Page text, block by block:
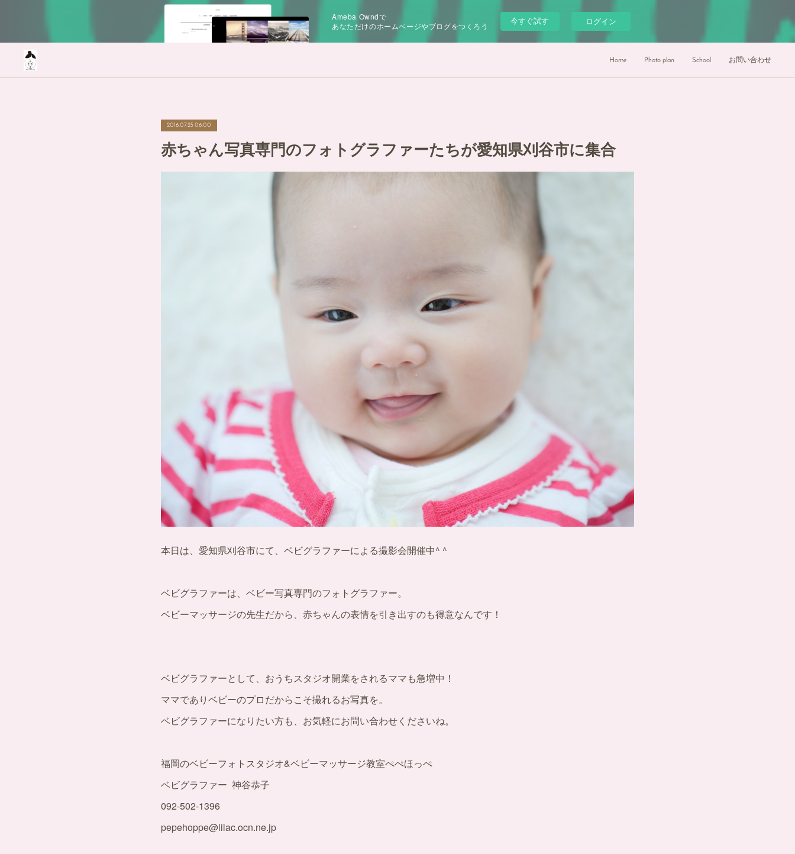
Ameba Owndで
あなただけのホームページやブログをつくろう
今すぐ試す ログイン
Home Photo plan School お問い合わせ
2016.07.25 06:00
赤ちゃん写真専門のフォトグラファーたちが愛知県刈谷市に集合
本日は、愛知県刈谷市にて、ベビグラファーによる撮影会開催中^ ^
ベビグラファーは、ベビー写真専門のフォトグラファー。
ベビーマッサージの先生だから、赤ちゃんの表情を引き出すのも得意なんです！
ベビグラファーとして、おうちスタジオ開業をされるママも急増中！
ママでありベビーのプロだからこそ撮れるお写真を。
ベビグラファーになりたい方も、お気軽にお問い合わせくださいね。
福岡のベビーフォトスタジオ&ベビーマッサージ教室ぺぺほっぺ
ベビグラファー 神谷恭子
092-502-1396
pepehoppe@lilac.ocn.ne.jp